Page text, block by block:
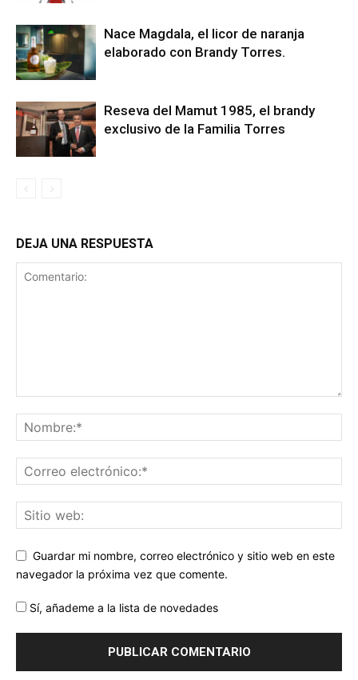
Nace Magdala, el licor de naranja
elaborado con Brandy Torres.
Reseva del Mamut 1985, el brandy
exclusivo de la Familia Torres
DEJA UNA RESPUESTA
Guardar mi nombre, correo electrónico y sitio web en este
navegador la próxima vez que comente.
Sí, añademe a la lista de novedades